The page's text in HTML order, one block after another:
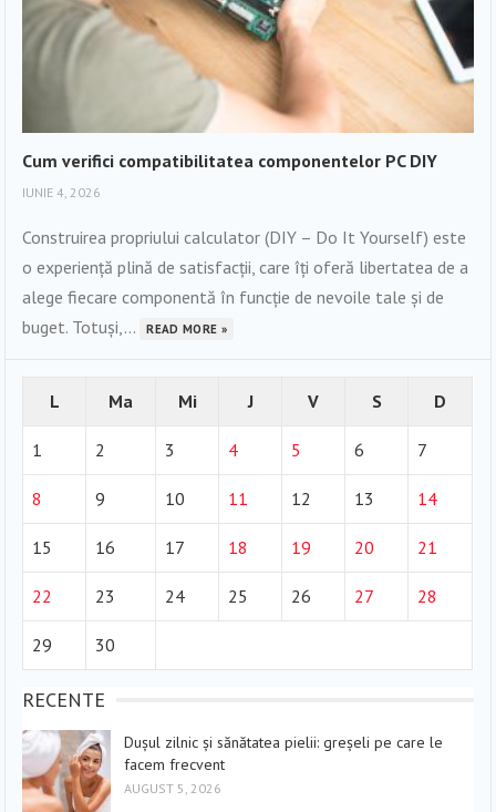
Cum verifici compatibilitatea componentelor PC DIY
IUNIE 4, 2026
Construirea propriului calculator (DIY – Do It Yourself) este
o experiență plină de satisfacții, care îți oferă libertatea de a
alege fiecare componentă în funcție de nevoile tale și de
buget. Totuși,...
READ MORE »
L Ma Mi J V S D
1 2 3 4 5 6 7
8 9 10 11 12 13 14
15 16 17 18 19 20 21
22 23 24 25 26 27 28
29 30
RECENTE
Dușul zilnic și sănătatea pielii: greșeli pe care le
facem frecvent
AUGUST 5, 2026